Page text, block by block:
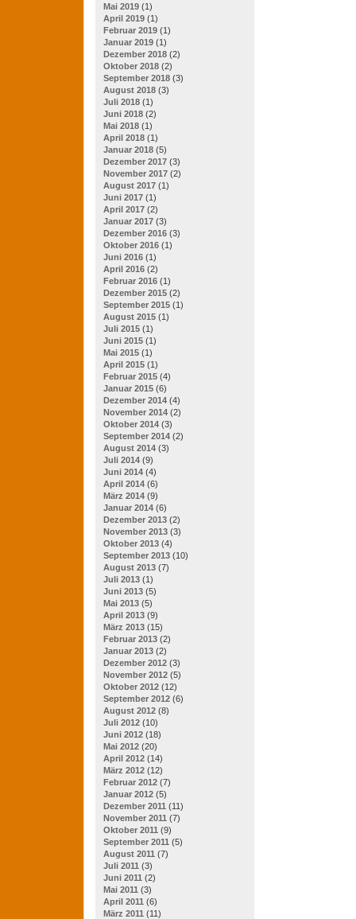
Mai 2019 (1)
April 2019 (1)
Februar 2019 (1)
Januar 2019 (1)
Dezember 2018 (2)
Oktober 2018 (2)
September 2018 (3)
August 2018 (3)
Juli 2018 (1)
Juni 2018 (2)
Mai 2018 (1)
April 2018 (1)
Januar 2018 (5)
Dezember 2017 (3)
November 2017 (2)
August 2017 (1)
Juni 2017 (1)
April 2017 (2)
Januar 2017 (3)
Dezember 2016 (3)
Oktober 2016 (1)
Juni 2016 (1)
April 2016 (2)
Februar 2016 (1)
Dezember 2015 (2)
September 2015 (1)
August 2015 (1)
Juli 2015 (1)
Juni 2015 (1)
Mai 2015 (1)
April 2015 (1)
Februar 2015 (4)
Januar 2015 (6)
Dezember 2014 (4)
November 2014 (2)
Oktober 2014 (3)
September 2014 (2)
August 2014 (3)
Juli 2014 (9)
Juni 2014 (4)
April 2014 (6)
März 2014 (9)
Januar 2014 (6)
Dezember 2013 (2)
November 2013 (3)
Oktober 2013 (4)
September 2013 (10)
August 2013 (7)
Juli 2013 (1)
Juni 2013 (5)
Mai 2013 (5)
April 2013 (9)
März 2013 (15)
Februar 2013 (2)
Januar 2013 (2)
Dezember 2012 (3)
November 2012 (5)
Oktober 2012 (12)
September 2012 (6)
August 2012 (8)
Juli 2012 (10)
Juni 2012 (18)
Mai 2012 (20)
April 2012 (14)
März 2012 (12)
Februar 2012 (7)
Januar 2012 (5)
Dezember 2011 (11)
November 2011 (7)
Oktober 2011 (9)
September 2011 (5)
August 2011 (7)
Juli 2011 (3)
Juni 2011 (2)
Mai 2011 (3)
April 2011 (6)
März 2011 (11)